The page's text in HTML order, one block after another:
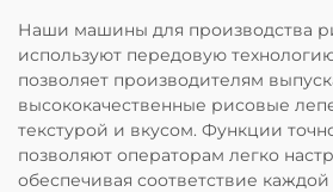
Наши машины для производства
используют передовую
позволяет производителям
высококачественные рисовые
текстурой и вкусом. Функции
позволяют операторам легко
обеспечивая соответствие